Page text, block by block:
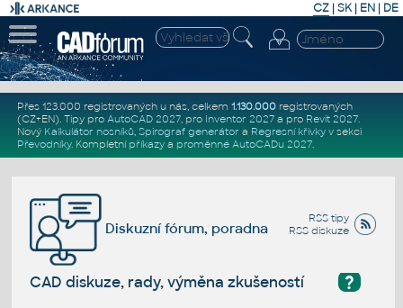
CZ | SK| EN | DE
Přes 123.000 registrovaných u nás, celkem 1.130.000registrovaných
(CZ+EN). Tipy pro AutoCAD 2027, pro Inventor 2027a pro Revit 2027.
Nový Kalkulátor nosníků, Spirograf generátor a Regresní křivkyv sekci
Převodníky. Kompletní příkazya proměnné AutoCADu 2027.
RSS tipy
RSS diskuze
Diskuzní fórum, poradna
?
CAD diskuze, rady, výměna zkušeností